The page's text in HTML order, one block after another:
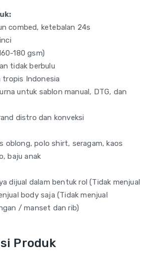
combed, ketebalan 24s
180 gsm)
tidak berbulu
tropis Indonesia
untuk sablon manual, DTG, dan
distro dan konveksi
oblong, polo shirt, seragam, kaos
baju anak
dijual dalam bentuk rol (Tidak menjual
body saja (Tidak menjual
/ manset dan rib)
Produk